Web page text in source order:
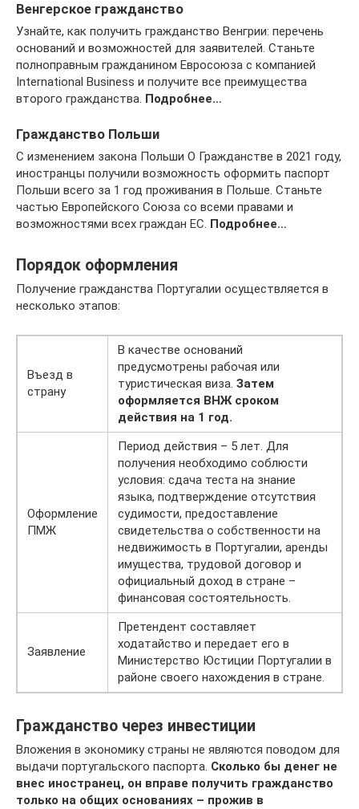
Венгерское гражданство
Узнайте, как получить гражданство Венгрии: перечень
оснований и возможностей для заявителей. Станьте
полноправным гражданином Евросоюза с компанией
International Business и получите все преимущества
второго гражданства. Подробнее…
Гражданство Польши
С изменением закона Польши О Гражданстве в 2021 году,
иностранцы получили возможность оформить паспорт
Польши всего за 1 год проживания в Польше. Станьте
частью Европейского Союза со всеми правами и
возможностями всех граждан ЕС. Подробнее…
Порядок оформления
Получение гражданства Португалии осуществляется в
несколько этапов:
Въезд в
страну
В качестве оснований
предусмотрены рабочая или
туристическая виза. Затем
оформляется ВНЖ сроком
действия на 1 год.
Оформление
ПМЖ
Период действия – 5 лет. Для
получения необходимо соблюсти
условия: сдача теста на знание
языка, подтверждение отсутствия
судимости, предоставление
свидетельства о собственности на
недвижимость в Португалии, аренды
имущества, трудовой договор и
официальный доход в стране –
финансовая состоятельность.
Заявление
Претендент составляет
ходатайство и передает его в
Министерство Юстиции Португалии в
районе своего нахождения в стране.
Гражданство через инвестиции
Вложения в экономику страны не являются поводом для
выдачи португальского паспорта. Сколько бы денег не
внес иностранец, он вправе получить гражданство
только на общих основаниях – прожив в